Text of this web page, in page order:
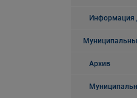
Информация
Архив